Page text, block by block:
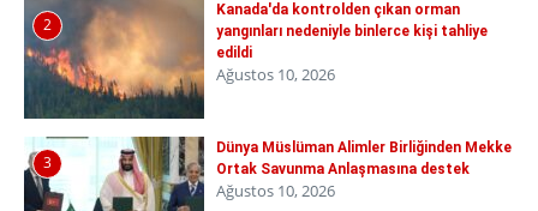
2
Kanada'da kontrolden çıkan orman
yangınları nedeniyle binlerce kişi tahliye
edildi
Ağustos 10, 2026
3
Dünya Müslüman Alimler Birliğinden Mekke
Ortak Savunma Anlaşmasına destek
Ağustos 10, 2026